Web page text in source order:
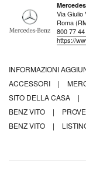
Via Giulio
Roma
800 77 44
https://
INFORMAZIONI
ACCESSORI
|
SITO DELLA CASA
|
BENZ VITO
|
BENZ VITO
|